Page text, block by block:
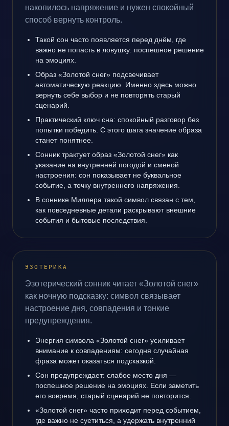
накопилось напряжение и нужен спокойный
способ вернуть контроль.
Такой сон часто появляется перед днём, где
важно не попасть в ловушку: поспешное решение
на эмоциях.
Образ «Золотой снег» подсвечивает
автоматическую реакцию. Именно здесь можно
вернуть себе выбор и не повторять старый
сценарий.
Практический ключ сна: спокойный разговор без
попытки победить. С этого шага значение образа
станет понятнее.
Сонник трактует образ «Золотой снег» как
указание на внутренней погодой и сменой
настроения: сон показывает не буквальное
событие, а точку внутреннего напряжения.
В соннике Миллера такой символ связан с тем,
как повседневные детали раскрывают внешние
события и бытовые последствия.
ЭЗОТЕРИКА
Эзотерический сонник читает «Золотой снег»
как ночную подсказку: символ связывает
настроение дня, совпадения и тонкие
предупреждения.
Энергия символа «Золотой снег» усиливает
внимание к совпадениям: сегодня случайная
фраза может оказаться подсказкой.
Сон предупреждает: слабое место дня —
поспешное решение на эмоциях. Если заметить
его вовремя, старый сценарий не повторится.
«Золотой снег» часто приходит перед событием,
где важно не суетиться, а удержать внутренний